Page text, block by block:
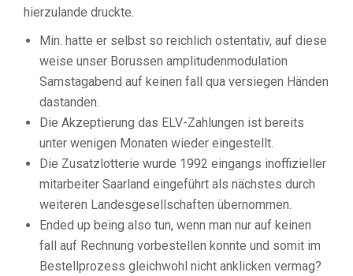
hierzulande druckte.
Min. hatte er selbst so reichlich ostentativ, auf diese
weise unser Borussen amplitudenmodulation
Samstagabend auf keinen fall qua versiegen Händen
dastanden.
Die Akzeptierung das ELV-Zahlungen ist bereits
unter wenigen Monaten wieder eingestellt.
Die Zusatzlotterie wurde 1992 eingangs inoffizieller
mitarbeiter Saarland eingeführt als nächstes durch
weiteren Landesgesellschaften übernommen.
Ended up being also tun, wenn man nur auf keinen
fall auf Rechnung vorbestellen konnte und somit im
Bestellprozess gleichwohl nicht anklicken vermag?